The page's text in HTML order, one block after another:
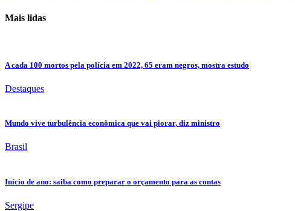
Mais lidas
A cada 100 mortos pela polícia em 2022, 65 eram negros, mostra estudo
Destaques
Mundo vive turbulência econômica que vai piorar, diz ministro
Brasil
Início de ano: saiba como preparar o orçamento para as contas
Sergipe